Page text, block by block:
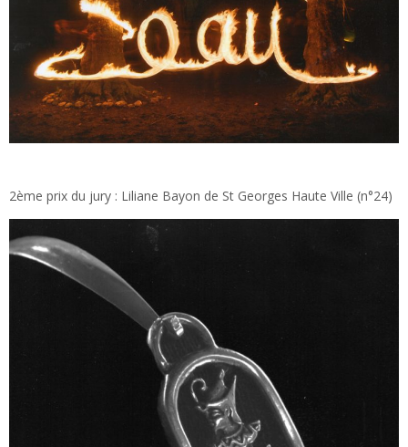
2ème prix du jury : Liliane Bayon de St Georges Haute Ville (n°24)